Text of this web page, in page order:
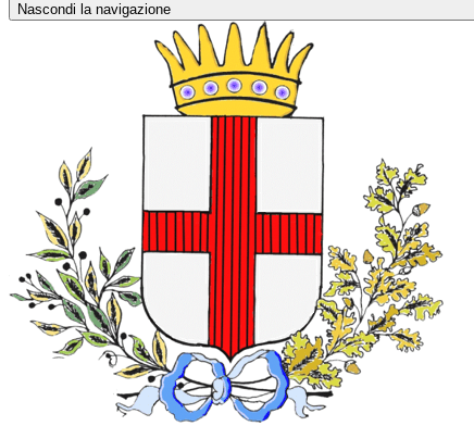
Nascondi la navigazione